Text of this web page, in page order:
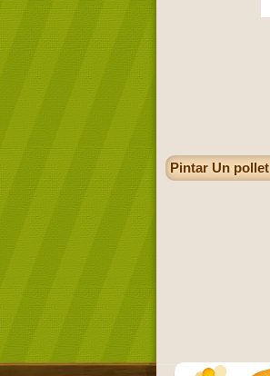
Pintar Un